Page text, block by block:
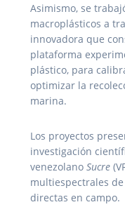
Asimismo, se
macroplásticos a
innovadora que
plataforma
plástico, para
optimizar la
marina.
Los proyectos
investigación
venezolano Sucre
multiespectrales
directas en campo.